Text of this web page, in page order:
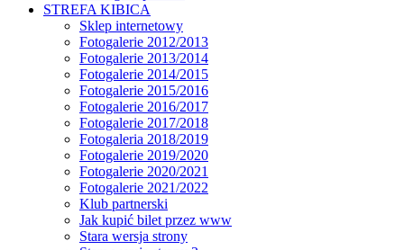
STREFA KIBICA
Sklep internetowy
Fotogalerie 2012/2013
Fotogalerie 2013/2014
Fotogalerie 2014/2015
Fotogalerie 2015/2016
Fotogalerie 2016/2017
Fotogalerie 2017/2018
Fotogaleria 2018/2019
Fotogalerie 2019/2020
Fotogalerie 2020/2021
Fotogalerie 2021/2022
Klub partnerski
Jak kupić bilet przez www
Stara wersja strony